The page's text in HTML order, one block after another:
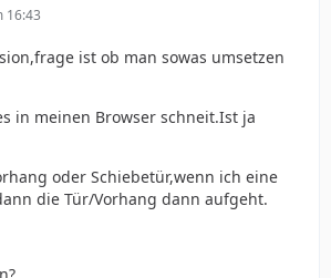
16:43
ist ob man sowas umsetzen
in meinen Browser schneit.Ist ja
oder Schiebetür,wenn ich eine
die Tür/Vorhang dann aufgeht.